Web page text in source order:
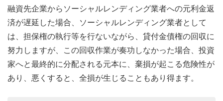
融資先企業からソーシャルレンディング業者への元利金返
済が遅延した場合、ソーシャルレンディング業者として
は、担保権の執行等を行ないながら、貸付金債権の回収に
努力しますが、この回収作業が奏功しなかった場合、投資
家へと最終的に分配される元本に、棄損が起こる危険性が
あり、悪くすると、全損が生じることもあり得ます。